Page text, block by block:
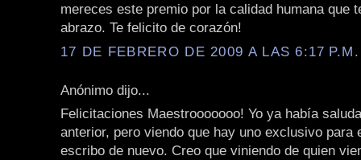
mereces este premio por la calidad humana que
abrazo. Te felicito de corazón!
17 DE FEBRERO DE 2009 A LAS 6:17 P.M.
Anónimo dijo...
Felicitaciones Maestrooooooo! Yo ya había
anterior, pero viendo que hay uno exclusivo para
escribo de nuevo. Creo que viniendo de quien